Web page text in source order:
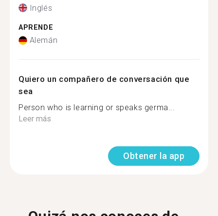
Inglés
APRENDE
Alemán
Quiero un compañero de conversación que
sea
Person who is learning or speaks germa...
Leer más
Obtener la app